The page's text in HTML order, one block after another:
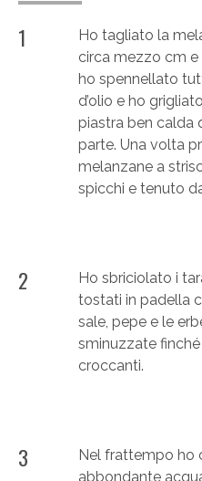
1
Ho tagliato la
circa mezzo cm
ho spennellato
d’olio e ho
piastra ben calda
parte. Una volta
melanzane a
spicchi e tenuto
2
Ho sbriciolato i
tostati in padella
sale, pepe e le
sminuzzate
croccanti.
3
Nel frattempo ho
abbondante